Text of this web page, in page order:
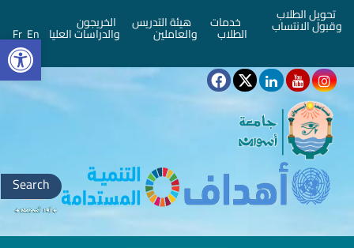
تحويل الطلاب
وقبول الانتساب خدمات
الطلاب
هيئة التدريس
والعاملين
الخريجون
والدراسات العليا En
Fr
Search
for: